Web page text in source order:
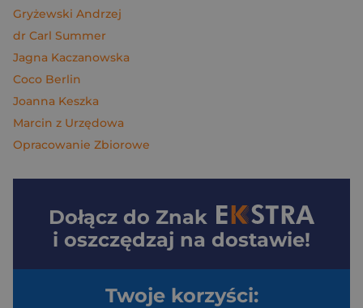
Gryżewski Andrzej
dr Carl Summer
Jagna Kaczanowska
Coco Berlin
Joanna Keszka
Marcin z Urzędowa
Opracowanie Zbiorowe
Dołącz do Znak
i oszczędzaj na dostawie!
Twoje korzyści: